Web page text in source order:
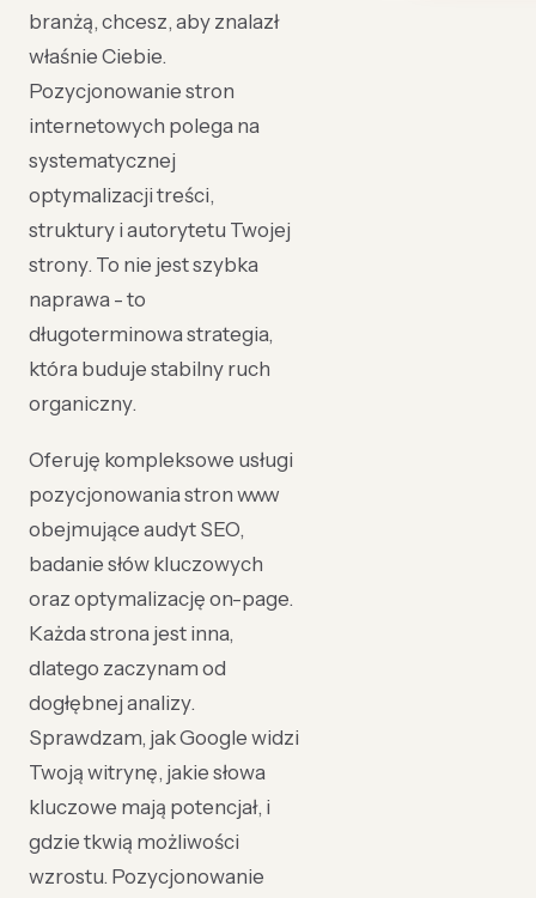
branżą, chcesz, aby znalazł
właśnie Ciebie.
Pozycjonowanie stron
internetowych polega na
systematycznej
optymalizacji treści,
struktury i autorytetu Twojej
strony. To nie jest szybka
naprawa - to
długoterminowa strategia,
która buduje stabilny ruch
organiczny.
Oferuję kompleksowe usługi
pozycjonowania stron www
obejmujące audyt SEO,
badanie słów kluczowych
oraz optymalizację on-page.
Każda strona jest inna,
dlatego zaczynam od
dogłębnej analizy.
Sprawdzam, jak Google widzi
Twoją witrynę, jakie słowa
kluczowe mają potencjał, i
gdzie tkwią możliwości
wzrostu. Pozycjonowanie